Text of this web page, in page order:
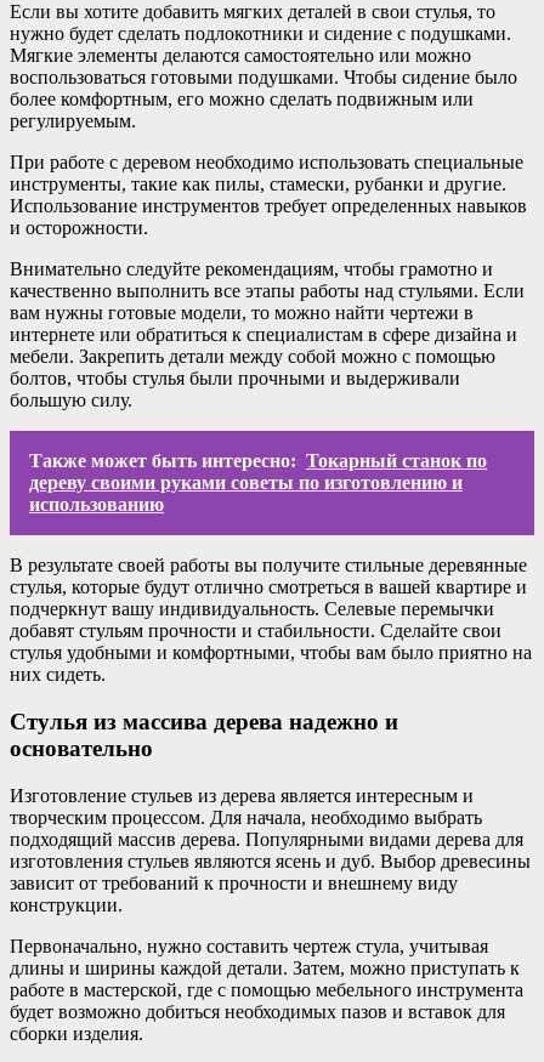
Если вы хотите добавить мягких деталей в свои стулья, то
нужно будет сделать подлокотники и сидение с подушками.
Мягкие элементы делаются самостоятельно или можно
воспользоваться готовыми подушками. Чтобы сидение было
более комфортным, его можно сделать подвижным или
регулируемым.
При работе с деревом необходимо использовать специальные
инструменты, такие как пилы, стамески, рубанки и другие.
Использование инструментов требует определенных навыков
и осторожности.
Внимательно следуйте рекомендациям, чтобы грамотно и
качественно выполнить все этапы работы над стульями. Если
вам нужны готовые модели, то можно найти чертежи в
интернете или обратиться к специалистам в сфере дизайна и
мебели. Закрепить детали между собой можно с помощью
болтов, чтобы стулья были прочными и выдерживали
большую силу.
Также может быть интересно: Токарный станок по
дереву своими руками советы по изготовлению и
использованию
В результате своей работы вы получите стильные деревянные
стулья, которые будут отлично смотреться в вашей квартире и
подчеркнут вашу индивидуальность. Селевые перемычки
добавят стульям прочности и стабильности. Сделайте свои
стулья удобными и комфортными, чтобы вам было приятно на
них сидеть.
Стулья из массива дерева надежно и
основательно
Изготовление стульев из дерева является интересным и
творческим процессом. Для начала, необходимо выбрать
подходящий массив дерева. Популярными видами дерева для
изготовления стульев являются ясень и дуб. Выбор древесины
зависит от требований к прочности и внешнему виду
конструкции.
Первоначально, нужно составить чертеж стула, учитывая
длины и ширины каждой детали. Затем, можно приступать к
работе в мастерской, где с помощью мебельного инструмента
будет возможно добиться необходимых пазов и вставок для
сборки изделия.